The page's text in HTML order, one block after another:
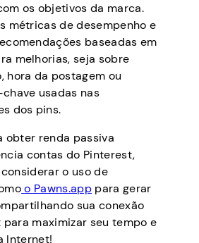
os objetivos da marca.
métricas de desempenho e
baseadas em
melhorias, seja sobre
hora da postagem ou
usadas nas
dos pins.
obter renda passiva
contas do Pinterest,
o uso de
o Pawns.apppara gerar
sua conexão
maximizar seu tempo e
Internet!